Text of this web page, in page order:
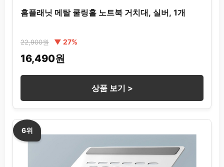
홈플래닛 메탈 쿨링홀 노트북 거치대, 실버, 1개
22,900원 ▼ 27%
16,490원
상품 보기 >
6위